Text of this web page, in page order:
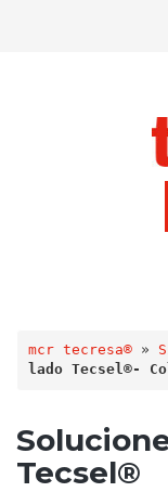
mcr tecresa® »
lado Tecsel®-
Tecsel®